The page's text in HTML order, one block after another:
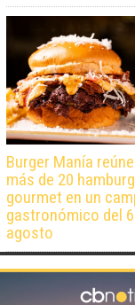
Burger Manía
más de 20
gourmet en un
gastronómico del
agosto